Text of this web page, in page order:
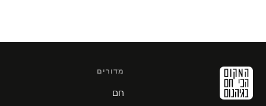
מדורים
חם